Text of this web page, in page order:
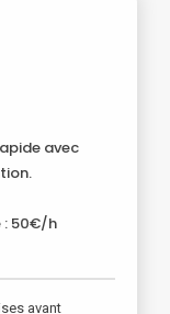
avec
: 50€/h
avant